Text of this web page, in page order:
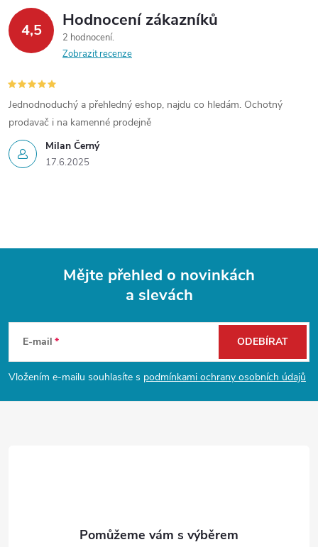
4,5 Hodnocení zákazníků
2 hodnocení
Zobrazit recenze
Milan Černý
17.6.2025
Jednodnoduchý a přehledný eshop, najdu co hledám. Ochotný
prodavač i na kamenné prodejně
p
Mějte přehled o novinkách
a slevách
E-mail
Vložením e-mailu souhlasíte s podmínkami ochrany osobních údajů
ODEBÍRAT